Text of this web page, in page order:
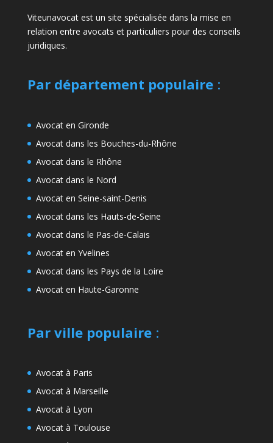
Viteunavocat est un site spécialisée dans la mise en
relation entre avocats et particuliers pour des conseils
juridiques.
Par département populaire:
Avocat en Gironde
Avocat dans les Bouches-du-Rhône
Avocat dans le Rhône
Avocat dans le Nord
Avocat en Seine-saint-Denis
Avocat dans les Hauts-de-Seine
Avocat dans le Pas-de-Calais
Avocat en Yvelines
Avocat dans les Pays de la Loire
Avocat en Haute-Garonne
Par ville populaire:
Avocat à Paris
Avocat à Marseille
Avocat à Lyon
Avocat à Toulouse